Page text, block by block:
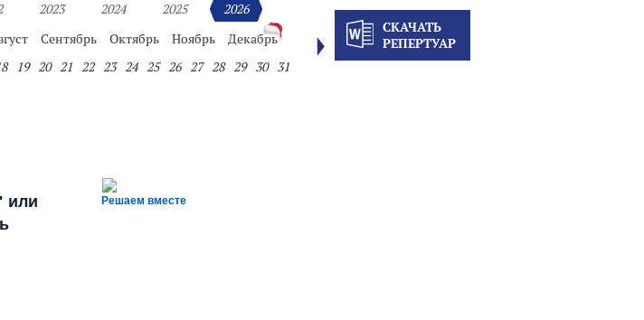
2023 2024 2025
2026
Сентябрь Октябрь Ноябрь
Декабрь
19 20 21 22 23 24 25 26 27 28 29 30 31
СКАЧАТЬ
РЕПЕРТУАР
Решаем вместе
или